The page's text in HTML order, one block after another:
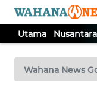
Utama Nusantara
Wahana News
TV
Tutup